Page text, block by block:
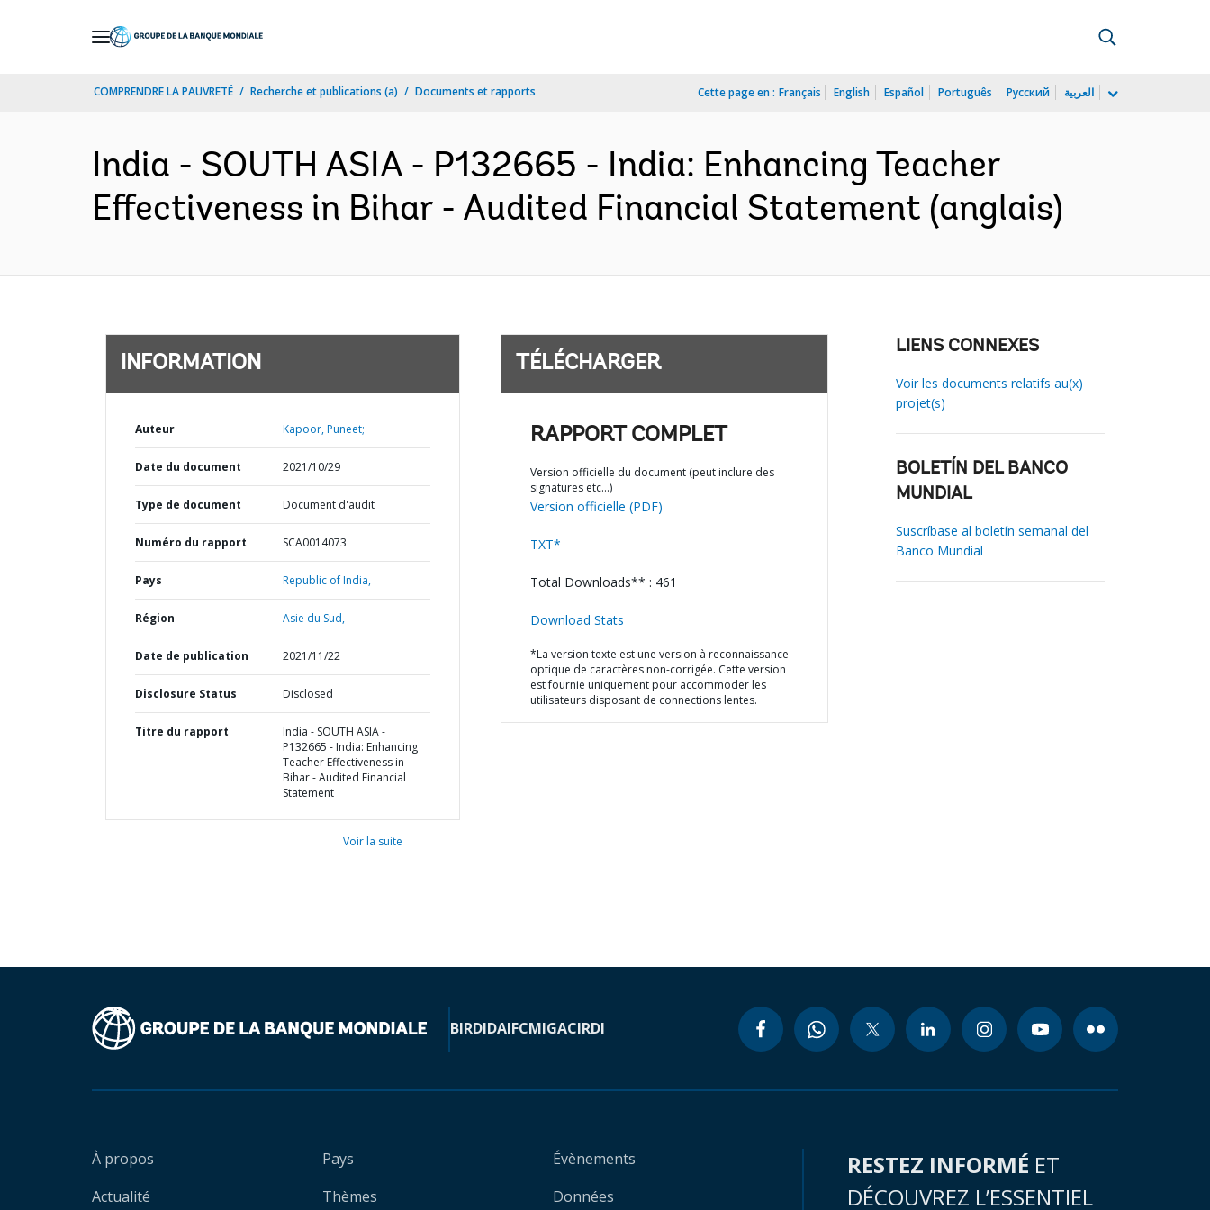
COMPRENDRE LA PAUVRETÉ Recherche et publications (a) Documents et rapports Cette page en : Français English Español Português Русский العربية
India - SOUTH ASIA - P132665 - India: Enhancing Teacher
Effectiveness in Bihar - Audited Financial Statement (anglais)
INFORMATION
Auteur Kapoor, Puneet;
Date du document 2021/10/29
Type de document Document d'audit
Numéro du rapport SCA0014073
Pays Republic of India,
Région Asie du Sud,
Date de publication 2021/11/22
Disclosure Status Disclosed
Titre du rapport
India - SOUTH ASIA -
P132665 - India: Enhancing
Teacher Effectiveness in
Bihar - Audited Financial
Statement
Voir la suite
TÉLÉCHARGER
RAPPORT COMPLET
Version officielle du document (peut inclure des
signatures etc…)
Version officielle (PDF)
TXT*
Total Downloads** : 461
Download Stats
*La version texte est une version à reconnaissance
optique de caractères non-corrigée. Cette version
est fournie uniquement pour accommoder les
utilisateurs disposant de connections lentes.
LIENS CONNEXES
Voir les documents relatifs au(x)
projet(s)
BOLETÍN DEL BANCO
MUNDIAL
Suscríbase al boletín semanal del
Banco Mundial
BIRDIDAIFCMIGACIRDI
À propos
Actualité
Pays
Thèmes
Évènements
Données
RESTEZ INFORMÉ ET
DÉCOUVREZ L’ESSENTIEL